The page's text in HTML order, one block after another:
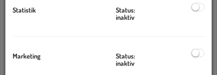
Wohnung
Statistik
Status:
inaktiv
Marketing
Status:
inaktiv